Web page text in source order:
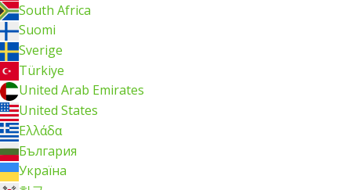
South Africa
Suomi
Sverige
Türkiye
United Arab Emirates
United States
Ελλάδα
България
Україна